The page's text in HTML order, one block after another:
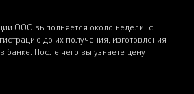
ООО выполняется около недели: с
до их получения, изготовления
банке. После чего вы узнаете цену